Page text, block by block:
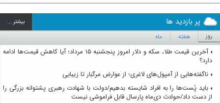
پر بازدید ها بيشتر ...
روز هفته ماه
آخرین قیمت طلا، سکه و دلار امروز پنجشنبه ۱۵ مرداد؛ آیا کاهش قیمت‌ها ادامه
دارد؟
ناگفته‌هایی از آمپول‌های لاغری؛ از عوارض مرگبار تا زیبایی
باید پُست‌ها را به افراد شایسته بدهیم/دولت با شهادت رهبری پشتوانه بزرگی را
از دست داد/حوادث دی‌ماه پارسال قابل فراموشی نیست